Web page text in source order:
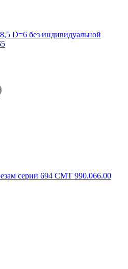
D=6 без индивидуальной
серии 694 CMT 990.066.00